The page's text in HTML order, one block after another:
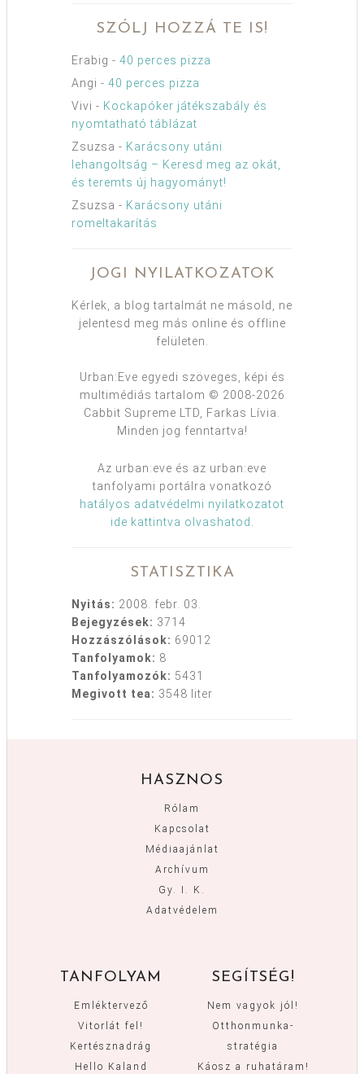
SZÓLJ HOZZÁ TE IS!
Erabig - 40 perces pizza
Angi - 40 perces pizza
Vivi - Kockapóker játékszabály és
nyomtatható táblázat
Zsuzsa - Karácsony utáni
lehangoltság – Keresd meg az okát,
és teremts új hagyományt!
Zsuzsa - Karácsony utáni
romeltakarítás
JOGI NYILATKOZATOK
Kérlek, a blog tartalmát ne másold, ne
jelentesd meg más online és offline
felületen.
Urban:Eve egyedi szöveges, képi és
multimédiás tartalom © 2008-2026
Cabbit Supreme LTD, Farkas Lívia.
Minden jog fenntartva!
Az urban:eve és az urban:eve
tanfolyami portálra vonatkozó
hatályos adatvédelmi nyilatkozatot
ide kattintva olvashatod
STATISZTIKA
Nyitás: 2008. febr. 03.
Bejegyzések: 3714
Hozzászólások: 69012
Tanfolyamok: 8
Tanfolyamozók: 5431
Megivott tea: 3548 liter
HASZNOS
Rólam
Kapcsolat
Médiaajánlat
Archívum
Gy. I. K.
Adatvédelem
TANFOLYAM
Emléktervező
Vitorlát fel!
Kertésznadrág
Hello Kaland
SEGÍTSÉG!
Nem vagyok jól!
Otthonmunka-
stratégia
Káosz a ruhatáram!